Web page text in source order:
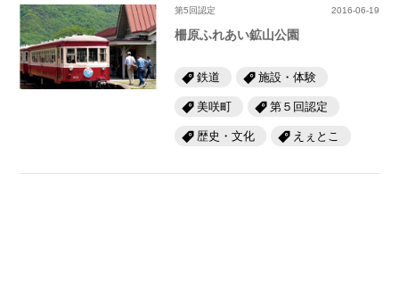
第5回認定 2016-06-19
柵原ふれあい鉱山公園
鉄道 施設・体験
美咲町 第５回認定
歴史・文化 えぇとこ